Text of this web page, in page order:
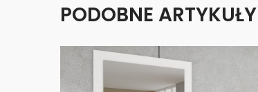
PODOBNE ARTYKUŁY